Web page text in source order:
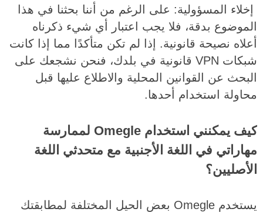
إخلاء المسؤولية: على الرغم من أننا بحثنا في هذا
الموضوع بدقة، فلا يجب اعتبار أي شيء ذكرناه
أعلاه نصيحة قانونية. إذا لم تكن متأكدًا مما إذا كانت
شبكات VPN قانونية في بلدك، فنحن نشجعك على
البحث عن القوانين المحلية والاطلاع عليها قبل
محاولة استخدام أحدها.
كيف يمكنني استخدام Omegle لممارسة
مهاراتي في اللغة الأجنبية مع متحدثي اللغة
الأصليين؟
يستخدم Omegle بعض الحيل المختلفة لمطابقتك